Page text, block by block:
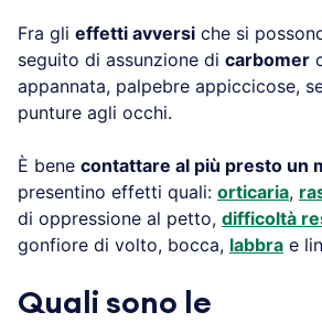
Fra gli effetti avversi che si
seguito di assunzione di carbomer
appannata, palpebre appiccicose,
punture agli occhi.
È bene contattare al più presto un
presentino effetti quali: orticaria,
di oppressione al petto, difficoltà
gonfiore di volto, bocca, labbra e
Quali sono le